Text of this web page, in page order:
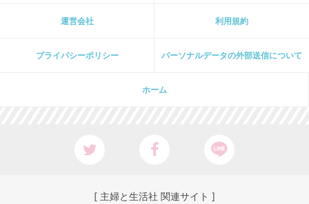
運営会社 利用規約
プライパシーポリシー パーソナルデータの外部送信について
ホーム
[ 主婦と生活社 関連サイト ]